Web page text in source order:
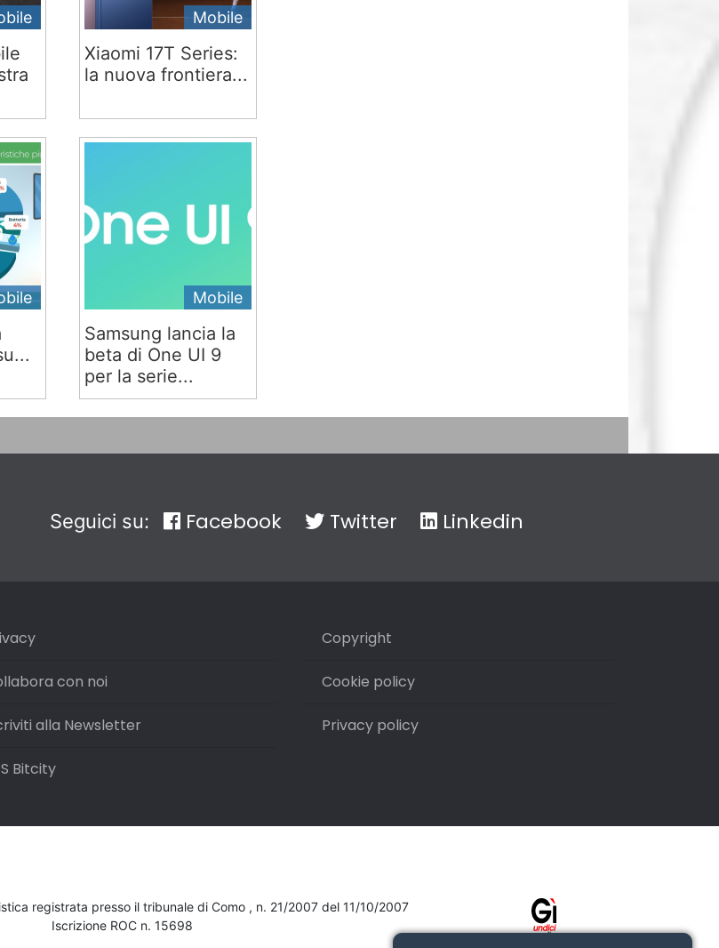
Mobile
Xiaomi 17T Series:
la nuova frontiera...
Mobile
Samsung lancia la
beta di One UI 9
per la serie...
Seguici su: Facebook Twitter Linkedin
con noi
alla Newsletter
Bitcity
Copyright
Cookie policy
Privacy policy
registrata presso il tribunale di Como , n. 21/2007 del 11/10/2007
Iscrizione ROC n. 15698